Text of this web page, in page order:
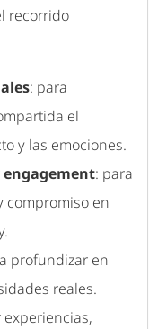
recorrido
: para
el
y las emociones.
engagement: para
compromiso en
profundizar en
reales.